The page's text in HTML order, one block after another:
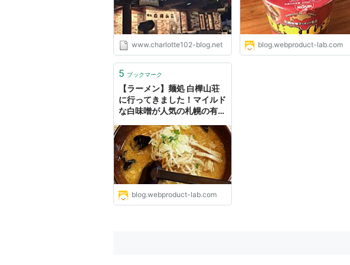
www.charlotte102-blog.net blog.webproduct-lab.com
5 ブックマーク
【ラーメン】麺処 白樺山荘
に行ってきました！マイルド
な白味噌が人気の札幌の有名
みました。
blog.webproduct-lab.com